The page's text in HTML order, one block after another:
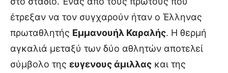
έτρεξαν να τον συγχαρούν ήταν ο Έλληνας
πρωταθλητής Εμμανουήλ Καραλής. Η θερμή
αγκαλιά μεταξύ των δύο αθλητών αποτελεί
σύμβολο της ευγενους άμιλλας και της